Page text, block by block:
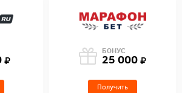
БОНУС
25 000
Получить